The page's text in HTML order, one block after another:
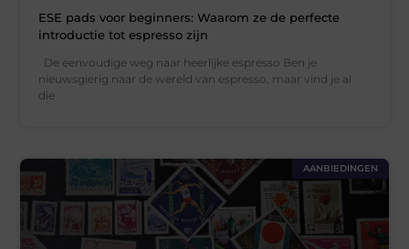
ESE pads voor beginners: Waarom ze de perfecte
introductie tot espresso zijn
De eenvoudige weg naar heerlijke espresso Ben je
nieuwsgierig naar de wereld van espresso, maar vind je al
die
AANBIEDINGEN